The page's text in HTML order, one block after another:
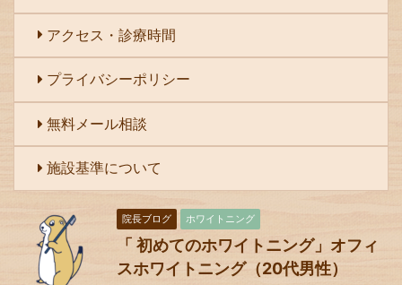
アクセス・診療時間
プライバシーポリシー
無料メール相談
施設基準について
院長ブログ ホワイトニング
「 初めてのホワイトニング」オフィ
スホワイトニング（20代男性）